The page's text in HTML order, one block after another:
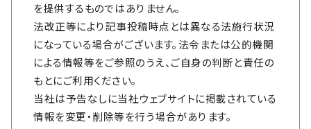
を提供するものではありません。
法改正等により記事投稿時点とは異なる法施行状況
になっている場合がございます。法令または公的機関
による情報等をご参照のうえ、ご自身の判断と責任の
もとにご利用ください。
当社は予告なしに当社ウェブサイトに掲載されている
情報を変更・削除等を行う場合があります。